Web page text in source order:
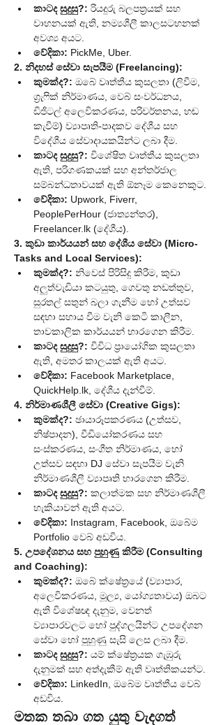
කාටද සුදුසු?: රියදුරු බලපත්‍රයක් සහ
වාහනයක් ඇති, නම්‍යශීලී කාලසටහනක්
අවශ්‍ය අයට.
වේදිකා: PickMe, Uber.
2. නිදහස් සේවා සැපයීම (Freelancing):
කුමක්ද?: ඔබේ වෘත්තීය කුසලතා (ලිවීම,
ග්‍රැෆික් නිර්මාණය, වෙබ් සංවර්ධනය,
ඩිජිටල් අලෙවිකරණය, පරිවර්තනය, හඬ
කැවීම්) ව්‍යාපෘති-පාදකව දේශීය සහ
විදේශීය සේවාදායකයින්ට ලබා දීම.
කාටද සුදුසු?: විශේෂිත වෘත්තීය කුසලතා
ඇති, පරිගණකයක් සහ අන්තර්ජාල
සම්බන්ධතාවයක් ඇති ඕනෑම කෙනෙකුට.
වේදිකා: Upwork, Fiverr,
PeoplePerHour (ජාත්‍යන්තර),
Freelancer.lk (දේශීය).
3. කුඩා කාර්යයන් සහ දේශීය සේවා (Micro-
Tasks and Local Services):
කුමක්ද?: නිවෙස් පිරිසිදු කිරීම, කුඩා
අලුත්වැඩියා කටයුතු, ගෙවතු නඩත්තුව,
සුරතල් සතුන් බලා ගැනීම හෝ උත්සව
සඳහා සහාය වීම වැනි කෙටි කාලීන,
තාවකාලික කාර්යයන් භාරගෙන කිරීම.
කාටද සුදුසු?: විවිධ ප්‍රායෝගික කුසලතා
ඇති, අමතර කාලයක් ඇති අයට.
වේදිකා: Facebook Marketplace,
QuickHelp.lk , දේශීය දැන්වීම්.
4. නිර්මාණශීලී සේවා (Creative Gigs):
කුමක්ද?: ඡායාරූපකරණය (උත්සව,
නිෂ්පාදන), වීඩියෝකරණය සහ
සංස්කරණය, සංගීත නිර්මාණය, හෝ
උත්සව සඳහා DJ සේවා සැපයීම වැනි
නිර්මාණශීලී ව්‍යාපෘති භාරගෙන කිරීම.
කාටද සුදුසු?: කලාත්මක සහ නිර්මාණශීලී
හැකියාවන් ඇති අයට.
වේදිකා: Instagram, Facebook, ඔබේම
Portfolio වෙබ් අඩවිය.
5. උපදේශනය සහ පුහුණු කිරීම (Consulting
and Coaching):
කුමක්ද?: ඔබේ ක්ෂේත්‍රයේ (ව්‍යාපාර,
අලෙවිකරණය, මූල්‍ය, යෝග්‍යතාවය) ඔබට
ඇති විශේෂඥ දැනුම, වෙනත්
ව්‍යාපාරවලට හෝ පුද්ගලයින්ට උපදේශන
සේවා හෝ පුහුණු සැසි ලෙස ලබා දීම.
කාටද සුදුසු?: යම් ක්ෂේත්‍රයක ගැඹුරු
දැනුමක් සහ අත්දැකීම් ඇති වෘත්තිකයන්ට.
වේදිකා: LinkedIn, ඔබේම වෘත්තීය වෙබ්
අඩවිය.
මතක තබා ගත යුතු වැදගත්